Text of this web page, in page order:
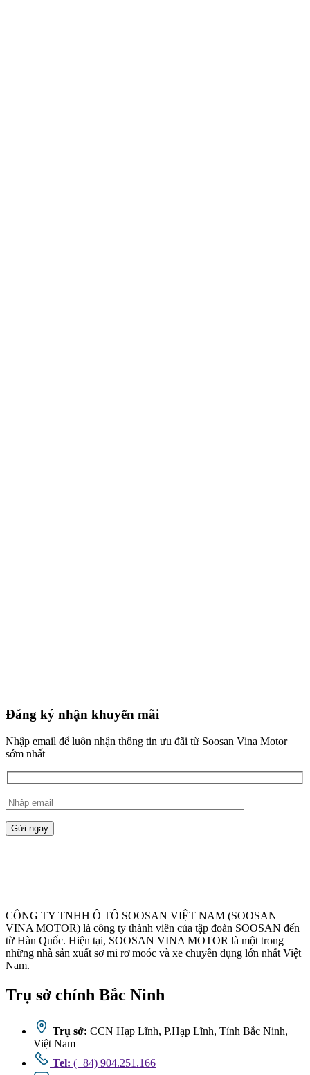
Đăng ký nhận khuyến mãi
Nhập email để luôn nhận thông tin ưu đãi từ Soosan Vina Motor
sớm nhất
CÔNG TY TNHH Ô TÔ SOOSAN VIỆT NAM (SOOSAN
VINA MOTOR) là công ty thành viên của tập đoàn SOOSAN đến
từ Hàn Quốc. Hiện tại, SOOSAN VINA MOTOR là một trong
những nhà sản xuất sơ mi rơ moóc và xe chuyên dụng lớn nhất Việt
Nam.
Trụ sở chính Bắc Ninh
Trụ sở: CCN Hạp Lĩnh, P.Hạp Lĩnh, Tỉnh Bắc Ninh,
Việt Nam
Tel: (+84) 904.251.166